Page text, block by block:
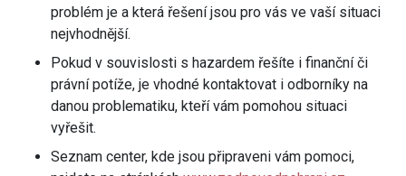
problém je a která řešení jsou pro vás ve vaší situaci
nejvhodnější.
Pokud v souvislosti s hazardem řešíte i finanční či
právní potíže, je vhodné kontaktovat i odborníky na
danou problematiku, kteří vám pomohou situaci
vyřešit.
Seznam center, kde jsou připraveni vám pomoci,